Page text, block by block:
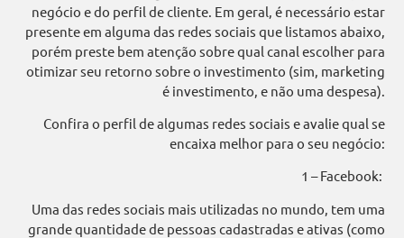
negócio e do perfil de cliente. Em geral, é necessário estar
presente em alguma das redes sociais que listamos abaixo,
porém preste bem atenção sobre qual canal escolher para
otimizar seu retorno sobre o investimento (sim, marketing
é investimento, e não uma despesa).
Confira o perfil de algumas redes sociais e avalie qual se
encaixa melhor para o seu negócio:
1 – Facebook:
Uma das redes sociais mais utilizadas no mundo, tem uma
grande quantidade de pessoas cadastradas e ativas (como